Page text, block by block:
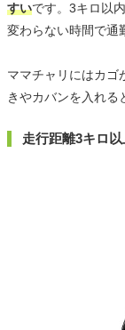
すいです。3キロ以
変わらない時間で通
ママチャリにはカゴ
きやカバンを入れる
走行距離3キロ